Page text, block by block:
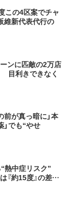
この4区案でチャ
維新代表代行の
ンに匹敵の2万店
目利きできなく
前が真っ暗に」本
」でも“やせ
“熱中症リスク”
『約15度』の差…